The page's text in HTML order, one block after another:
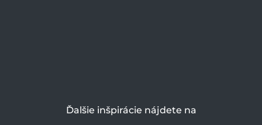
Ďalšie inšpirácie nájdete na